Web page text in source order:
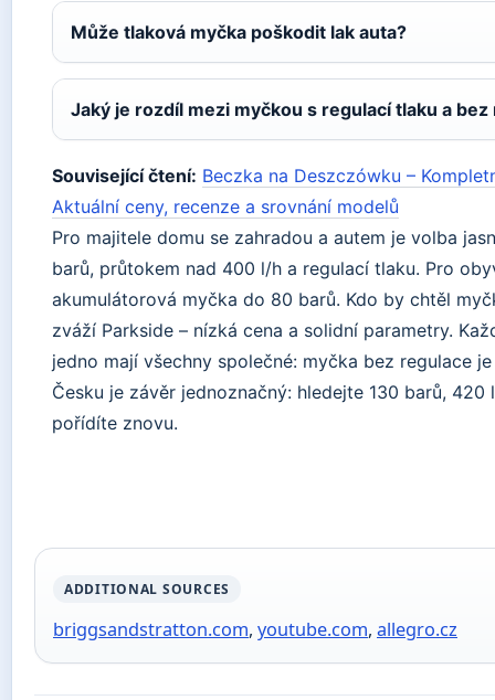
Může tlaková myčka poškodit lak auta?
Jaký je rozdíl mezi myčkou s regulací tlaku a bez
Související čtení: Beczka na Deszczówku –
Aktuální ceny, recenze a srovnání modelů
Pro majitele domu se zahradou a autem je volba
barů, průtokem nad 400 l/h a regulací tlaku. Pro
akumulátorová myčka do 80 barů. Kdo by chtěl
zváží Parkside – nízká cena a solidní parametry.
jedno mají všechny společné: myčka bez regulace
Česku je závěr jednoznačný: hledejte 130 barů,
pořídíte znovu.
ADDITIONAL SOURCES
briggsandstratton.com, youtube.com, allegro.cz